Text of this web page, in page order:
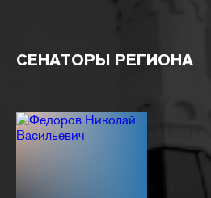
СЕНАТОРЫ РЕГИОНА